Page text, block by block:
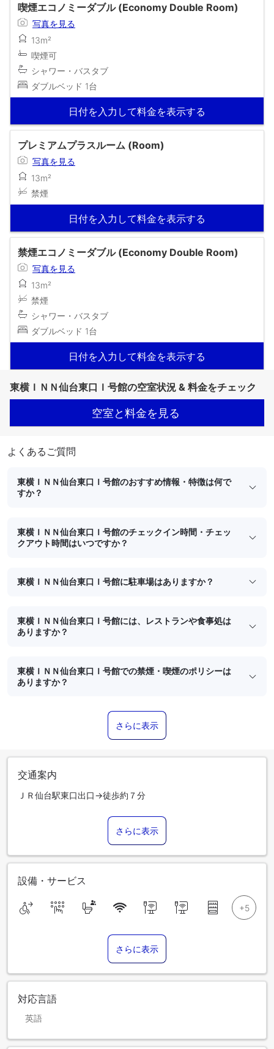
喫煙エコノミーダブル (Economy Double Room)
写真を見る
13m²
喫煙可
シャワー・バスタブ
ダブルベッド 1台
日付を入力して料金を表示する
プレミアムプラスルーム (Room)
写真を見る
13m²
禁煙
日付を入力して料金を表示する
禁煙エコノミーダブル (Economy Double Room)
写真を見る
13m²
禁煙
シャワー・バスタブ
ダブルベッド 1台
日付を入力して料金を表示する
東横ＩＮＮ仙台東口Ｉ号館の空室状況 & 料金をチェック
空室と料金を見る
よくあるご質問
東横ＩＮＮ仙台東口Ｉ号館のおすすめ情報・特徴は何で
すか？
東横ＩＮＮ仙台東口Ｉ号館のチェックイン時間・チェッ
クアウト時間はいつですか？
東横ＩＮＮ仙台東口Ｉ号館に駐車場はありますか？
東横ＩＮＮ仙台東口Ｉ号館には、レストランや食事処は
ありますか？
東横ＩＮＮ仙台東口Ｉ号館での禁煙・喫煙のポリシーは
ありますか？
さらに表示
交通案内
ＪＲ仙台駅東口出口→徒歩約７分
さらに表示
設備・サービス
さらに表示
対応言語
英語